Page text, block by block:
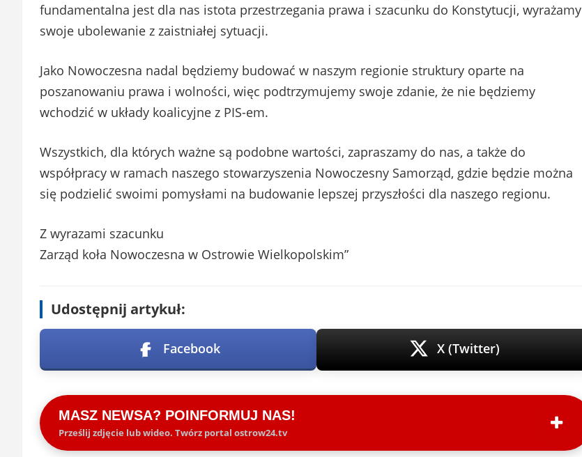
fundamentalna jest dla nas istota przestrzegania prawa i szacunku do Konstytucji, wyrażamy
swoje ubolewanie z zaistniałej sytuacji.
Jako Nowoczesna nadal będziemy budować w naszym regionie struktury oparte na
poszanowaniu prawa i wolności, więc podtrzymujemy swoje zdanie, że nie będziemy
wchodzić w układy koalicyjne z PIS-em.
Wszystkich, dla których ważne są podobne wartości, zapraszamy do nas, a także do
współpracy w ramach naszego stowarzyszenia Nowoczesny Samorząd, gdzie będzie można
się podzielić swoimi pomysłami na budowanie lepszej przyszłości dla naszego regionu.
Z wyrazami szacunku
Zarząd koła Nowoczesna w Ostrowie Wielkopolskim”
Udostępnij artykuł:
Facebook X (Twitter)
MASZ NEWSA? POINFORMUJ NAS!
Prześlij zdjęcie lub wideo. Twórz portal ostrow24.tv